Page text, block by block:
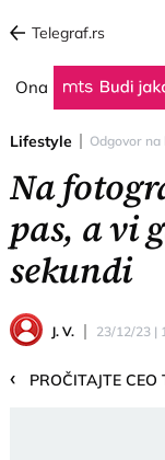
Telegraf.rs
Ona Budi jaka
Lifestyle Odgovor
Na
pas, a vi
sekundi
J. V. 23/12/23 |
‹ PROČITAJTE CEO